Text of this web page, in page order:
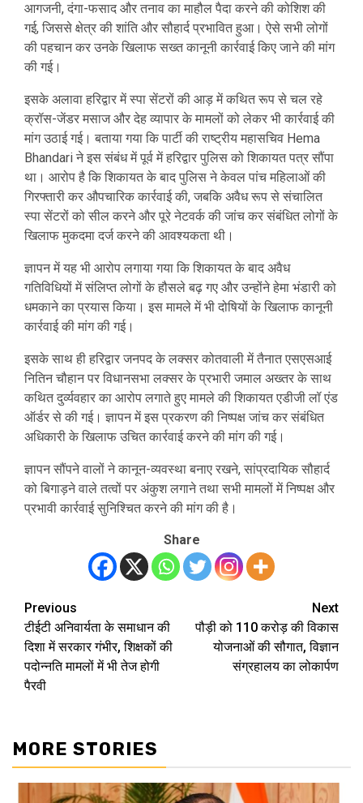
आगजनी, दंगा-फसाद और तनाव का माहौल पैदा करने की कोशिश की
गई, जिससे क्षेत्र की शांति और सौहार्द प्रभावित हुआ। ऐसे सभी लोगों
की पहचान कर उनके खिलाफ सख्त कानूनी कार्रवाई किए जाने की मांग
की गई।
इसके अलावा हरिद्वार में स्पा सेंटरों की आड़ में कथित रूप से चल रहे
क्रॉस-जेंडर मसाज और देह व्यापार के मामलों को लेकर भी कार्रवाई की
मांग उठाई गई। बताया गया कि पार्टी की राष्ट्रीय महासचिव Hema
Bhandari ने इस संबंध में पूर्व में हरिद्वार पुलिस को शिकायत पत्र सौंपा
था। आरोप है कि शिकायत के बाद पुलिस ने केवल पांच महिलाओं की
गिरफ्तारी कर औपचारिक कार्रवाई की, जबकि अवैध रूप से संचालित
स्पा सेंटरों को सील करने और पूरे नेटवर्क की जांच कर संबंधित लोगों के
खिलाफ मुकदमा दर्ज करने की आवश्यकता थी।
ज्ञापन में यह भी आरोप लगाया गया कि शिकायत के बाद अवैध
गतिविधियों में संलिप्त लोगों के हौसले बढ़ गए और उन्होंने हेमा भंडारी को
धमकाने का प्रयास किया। इस मामले में भी दोषियों के खिलाफ कानूनी
कार्रवाई की मांग की गई।
इसके साथ ही हरिद्वार जनपद के लक्सर कोतवाली में तैनात एसएसआई
नितिन चौहान पर विधानसभा लक्सर के प्रभारी जमाल अख्तर के साथ
कथित दुर्व्यवहार का आरोप लगाते हुए मामले की शिकायत एडीजी लॉ एंड
ऑर्डर से की गई। ज्ञापन में इस प्रकरण की निष्पक्ष जांच कर संबंधित
अधिकारी के खिलाफ उचित कार्रवाई करने की मांग की गई।
ज्ञापन सौंपने वालों ने कानून-व्यवस्था बनाए रखने, सांप्रदायिक सौहार्द
को बिगाड़ने वाले तत्वों पर अंकुश लगाने तथा सभी मामलों में निष्पक्ष और
प्रभावी कार्रवाई सुनिश्चित करने की मांग की है।
Share
Post
navigation
Previous
टीईटी अनिवार्यता के समाधान की
दिशा में सरकार गंभीर, शिक्षकों की
पदोन्नति मामलों में भी तेज होगी
पैरवी
Next
पौड़ी को 110 करोड़ की विकास
योजनाओं की सौगात, विज्ञान
संग्रहालय का लोकार्पण
MORE STORIES